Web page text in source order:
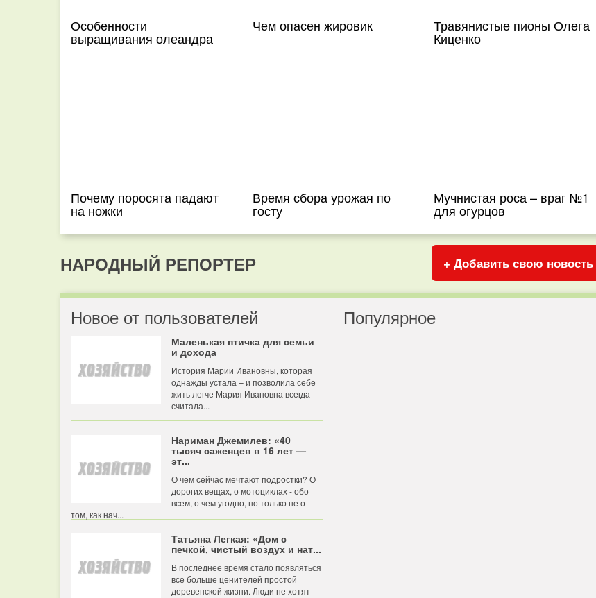
Особенности
выращивания олеандра
Чем опасен жировик Травянистые пионы Олега
Киценко
Почему поросята падают
на ножки
Время сбора урожая по
госту
Мучнистая роса – враг №1
для огурцов
НАРОДНЫЙ РЕПОРТЕР + Добавить свою новость
Новое от пользователей
Маленькая птичка для семьи
и дохода
История Марии Ивановны, которая
однажды устала – и позволила себе
жить легче Мария Ивановна всегда
считала...
Нариман Джемилев: «40
тысяч саженцев в 16 лет —
эт...
О чем сейчас мечтают подростки? О
дорогих вещах, о мотоциклах - обо
всем, о чем угодно, но только не о
том, как нач...
Татьяна Легкая: «Дом с
печкой, чистый воздух и нат...
В последнее время стало появляться
все больше ценителей простой
деревенской жизни. Люди не хотят
Популярное